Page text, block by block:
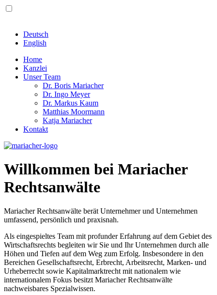
Deutsch
English
Home
Kanzlei
Unser Team
Dr. Boris Mariacher
Dr. Ingo Meyer
Dr. Markus Kaum
Matthias Moormann
Katja Mariacher
Kontakt
Willkommen bei Mariacher
Rechtsanwälte
Mariacher Rechtsanwälte berät Unternehmer und Unternehmen
umfassend, persönlich und praxisnah.
Als eingespieltes Team mit profunder Erfahrung auf dem Gebiet des
Wirtschaftsrechts begleiten wir Sie und Ihr Unternehmen durch alle
Höhen und Tiefen auf dem Weg zum Erfolg. Insbesondere in den
Bereichen Gesellschaftsrecht, Erbrecht, Arbeitsrecht, Marken- und
Urheberrecht sowie Kapitalmarktrecht mit nationalem wie
internationalem Fokus besitzt Mariacher Rechtsanwälte
nachweisbares Spezialwissen.